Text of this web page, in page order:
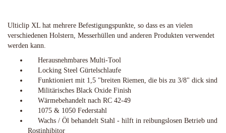
Ulticlip XL hat mehrere Befestigungspunkte, so dass es an vielen
verschiedenen Holstern, Messerhüllen und anderen Produkten verwendet
werden kann.
Herausnehmbares Multi-Tool
Locking Steel Gürtelschlaufe
Funktioniert mit 1,5 "breiten Riemen, die bis zu 3/8" dick sind
Militärisches Black Oxide Finish
Wärmebehandelt nach RC 42-49
1075 & 1050 Federstahl
Wachs / Öl behandelt Stahl - hilft in reibungslosen Betrieb und
Rostinhibitor